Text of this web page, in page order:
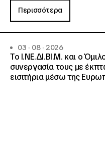
Περισσότερα
03 · 08 · 2026
Το Ι.ΝΕ.ΔΙ.ΒΙ.Μ. και o
συνεργασία τους με
εισιτήρια μέσω της